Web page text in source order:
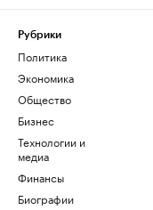
Рубрики
Политика
Экономика
Общество
Бизнес
Технологии и
медиа
Финансы
Биографии